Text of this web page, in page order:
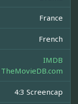
France
French
IMDB
TheMovieDB.com
4:3 Screencap